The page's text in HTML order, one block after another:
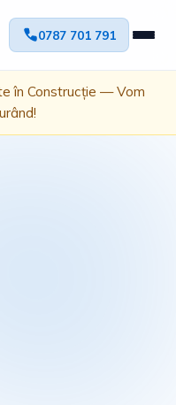
0787 701 791
în Construcție — Vom